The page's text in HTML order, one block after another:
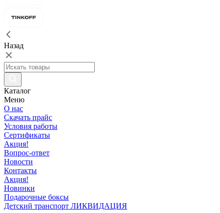
Назад
Каталог
Меню
О нас
Скачать прайс
Условия работы
Сертификаты
Акция!
Вопрос-ответ
Новости
Контакты
Акция!
Новинки
Подарочные боксы
Детский транспорт ЛИКВИДАЦИЯ